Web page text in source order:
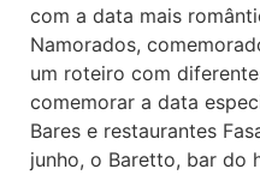
com a data mais
Namorados,
um roteiro com
comemorar a data
Bares e restaurantes
junho, o Baretto, bar do